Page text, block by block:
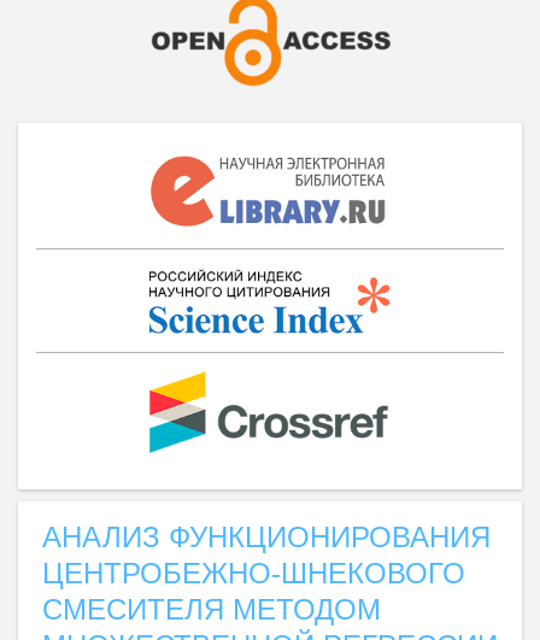
АНАЛИЗ ФУНКЦИОНИРОВАНИЯ
ЦЕНТРОБЕЖНО-ШНЕКОВОГО
СМЕСИТЕЛЯ МЕТОДОМ